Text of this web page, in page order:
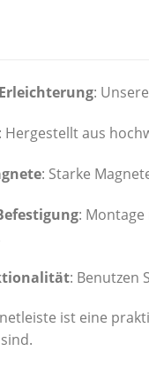
:
: Hergestellt aus
: Starke
:
: Benutzen
ist eine